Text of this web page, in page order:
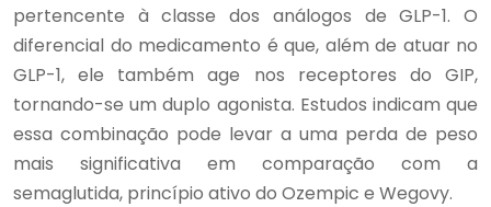
pertencente à classe dos análogos de GLP-1. O
diferencial do medicamento é que, além de atuar no
GLP-1, ele também age nos receptores do GIP,
tornando-se um duplo agonista. Estudos indicam que
essa combinação pode levar a uma perda de peso
mais significativa em comparação com a
semaglutida, princípio ativo do Ozempic e Wegovy.